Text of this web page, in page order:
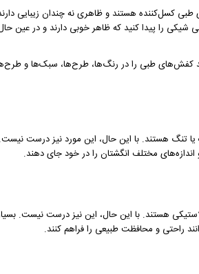
هستند و ظاهری نه چندان زیبایی
را پیدا کنید که ظاهر خوبی دارند و در عین
کفش‌های طبی را در رنگ‌ها، طرح‌ها، سبک‌ها و
تنگ هستند. با این حال، این مورد نیز درست
مختلف انگشتان را در خود جای دهند.
هستند. با این حال، این نیز درست نیست.
راحتی و محافظت طبیعی را فراهم کنند.